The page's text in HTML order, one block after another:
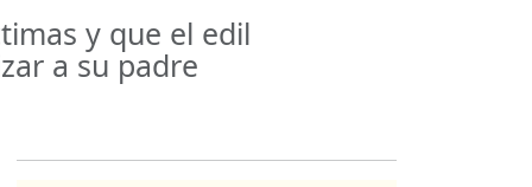
y que el edil
a su padre